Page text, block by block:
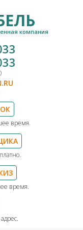
компания
время.
время.